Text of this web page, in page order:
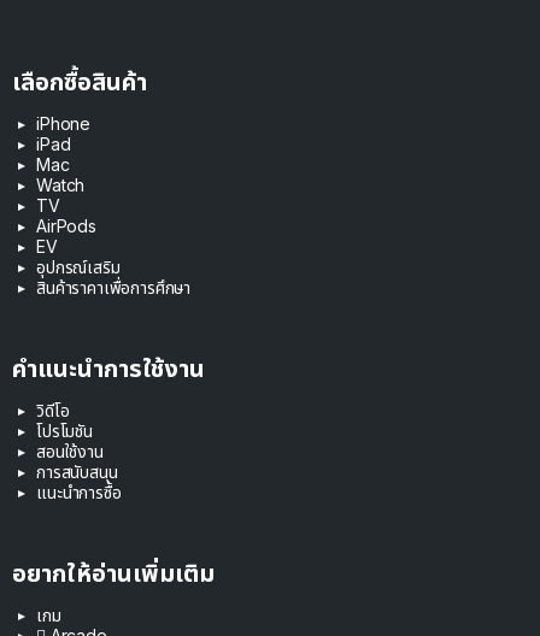
เลือกซื้อสินค้า
iPhone
iPad
Mac
Watch
TV
AirPods
EV
อุปกรณ์เสริม
สินค้าราคาเพื่อการศึกษา
คำแนะนำการใช้งาน
วิดีโอ
โปรโมชัน
สอนใช้งาน
การสนับสนุน
แนะนำการซื้อ
อยากให้อ่านเพิ่มเติม
เกม